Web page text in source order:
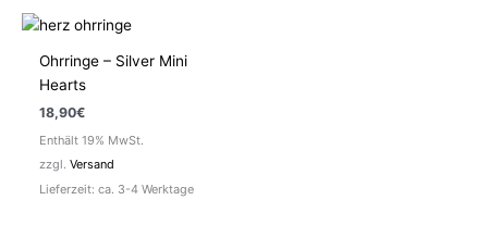
Ohrringe – Silver Mini
Hearts
18,90€
Enthält 19% MwSt.
zzgl.Versand
Lieferzeit: ca. 3-4 Werktage